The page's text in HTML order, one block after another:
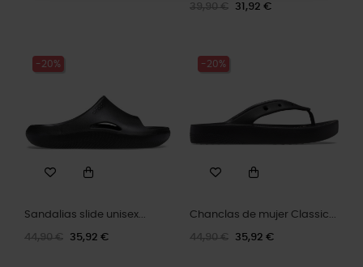
39,90 € 31,92 €
-20%
Sandalias slide unisex...
44,90 € 35,92 €
-20%
Chanclas de mujer Classic...
44,90 € 35,92 €